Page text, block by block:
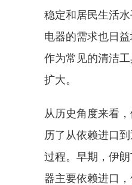
稳定和居民生活
电器的需求也日
作为常见的清洁
扩大。
从历史角度来看
历了从依赖进口
过程。早期，伊
器主要依赖进口